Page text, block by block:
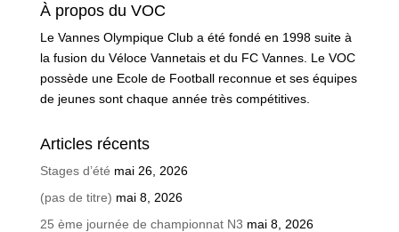
À propos du VOC
Le Vannes Olympique Club a été fondé en 1998 suite à
la fusion du Véloce Vannetais et du FC Vannes. Le VOC
possède une Ecole de Football reconnue et ses équipes
de jeunes sont chaque année très compétitives.
Articles récents
Stages d’été mai 26, 2026
(pas de titre) mai 8, 2026
25 ème journée de championnat N3 mai 8, 2026